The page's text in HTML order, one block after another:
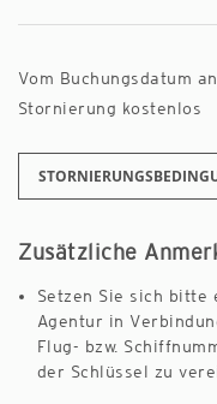
Vom Buchungsdatum
Stornierung kostenlos
Zusätzliche
Setzen Sie sich bitte
Agentur in
Flug- bzw.
der Schlüssel zu